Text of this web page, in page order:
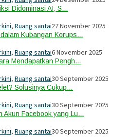
Didominasi AI, S…
, Ruang santai27 November 2025
Kubangan Korups…
, Ruang santai6 November 2025
Mendapatkan Pengh…
, Ruang santai30 September 2025
Solusinya Cukup…
, Ruang santai30 September 2025
Akun Facebook yang Lu…
, Ruang santai30 September 2025